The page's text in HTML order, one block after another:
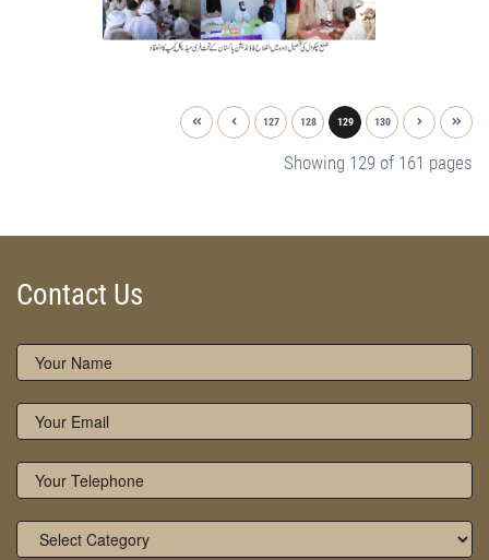
127 128 129 130
Showing 129 of 161 pages
Contact Us